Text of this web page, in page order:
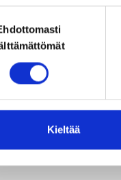
tai peruuttaa
ja poistamisesta.
Kieltää